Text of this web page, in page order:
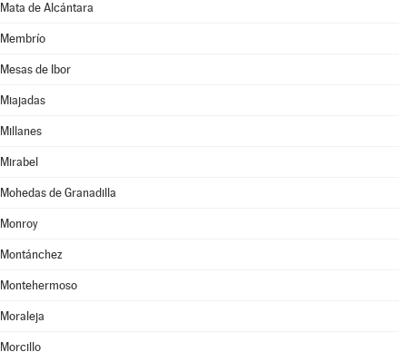
Mata de Alcántara
Membrío
Mesas de Ibor
Miajadas
Millanes
Mirabel
Mohedas de Granadilla
Monroy
Montánchez
Montehermoso
Moraleja
Morcillo